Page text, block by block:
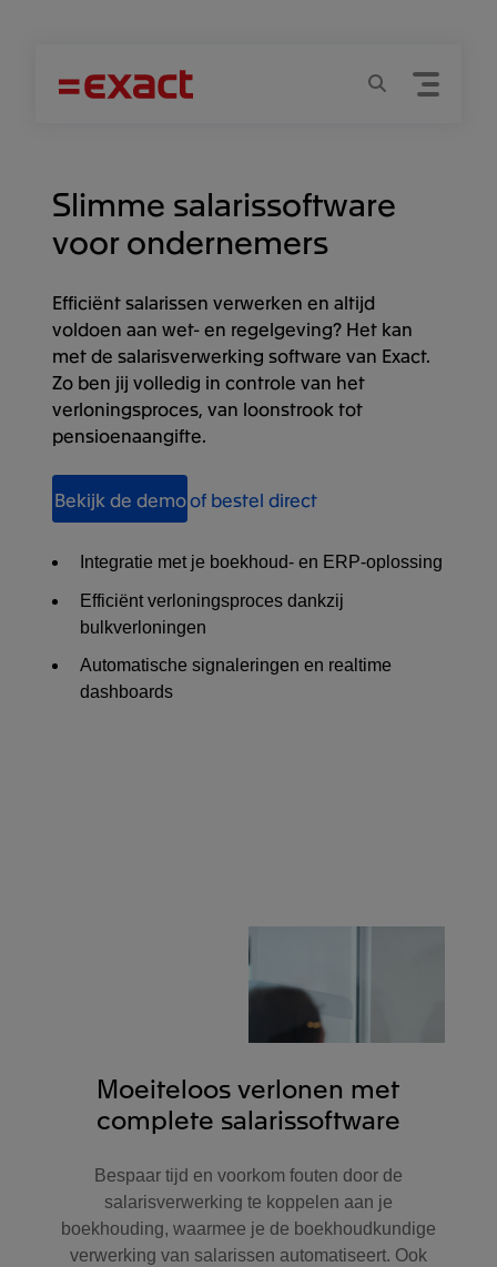
Menu
Zoeken
Slimme salarissoftware
voor ondernemers
Efficiënt salarissen verwerken en altijd
voldoen aan wet- en regelgeving? Het kan
met de salarisverwerking software van Exact.
Zo ben jij volledig in controle van het
verloningsproces, van loonstrook tot
pensioenaangifte.
Bekijk de demoof bestel direct
Integratie met je boekhoud- en ERP-oplossing
Efficiënt verloningsproces dankzij
bulkverloningen
Automatische signaleringen en realtime
dashboards
Moeiteloos verlonen met
complete salarissoftware
Bespaar tijd en voorkom fouten door de
salarisverwerking te koppelen aan je
boekhouding, waarmee je de boekhoudkundige
verwerking van salarissen automatiseert. Ook